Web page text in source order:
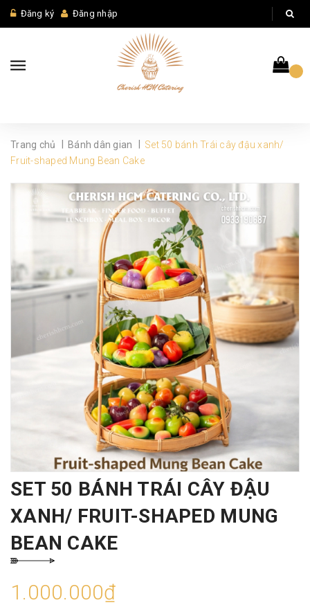
Đăng ký Đăng nhập
Trang chủ Bánh dân gian
Set 50 bánh Trái cây đậu xanh/
Fruit-shaped Mung Bean Cake
SET 50 BÁNH TRÁI CÂY ĐẬU
XANH/ FRUIT-SHAPED MUNG
BEAN CAKE
1.000.000₫